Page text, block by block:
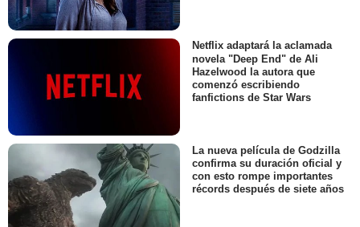
Netflix adaptará la aclamada
novela "Deep End" de Ali
Hazelwood la autora que
comenzó escribiendo
fanfictions de Star Wars
La nueva película de Godzilla
confirma su duración oficial y
con esto rompe importantes
récords después de siete años